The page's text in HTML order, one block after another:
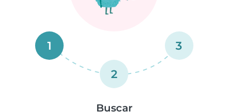
1
2
3
Buscar